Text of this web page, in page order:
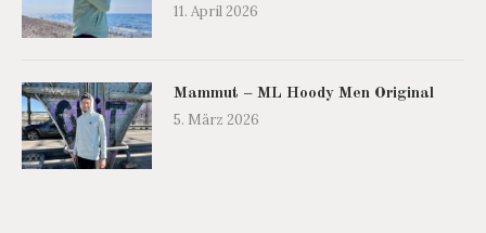
11. April 2026
Mammut – ML Hoody Men Original
5. März 2026